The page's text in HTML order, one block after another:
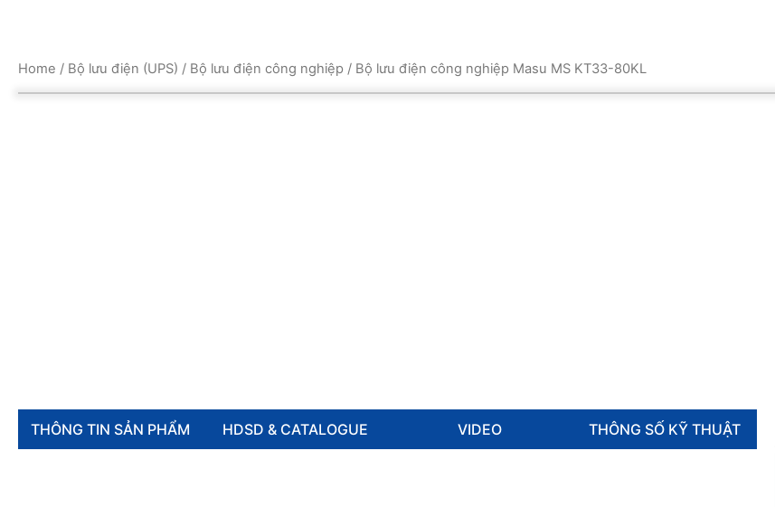
Home / Bộ lưu điện (UPS) / Bộ lưu điện công nghiệp / Bộ lưu điện công nghiệp Masu MS KT33-80KL
THÔNG TIN SẢN PHẨM HDSD & CATALOGUE VIDEO THÔNG SỐ KỸ THUẬT